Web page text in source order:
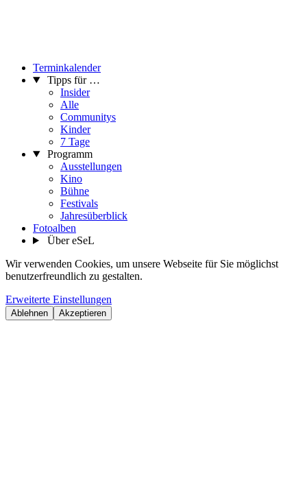
Terminkalender
Tipps für …
Insider
Alle
Communitys
Kinder
7 Tage
Programm
Ausstellungen
Kino
Bühne
Festivals
Jahresüberblick
Fotoalben
Über eSeL
Wir verwenden Cookies, um unsere Webseite für Sie möglichst
benutzerfreundlich zu gestalten.
Erweiterte Einstellungen
Ablehnen Akzeptieren